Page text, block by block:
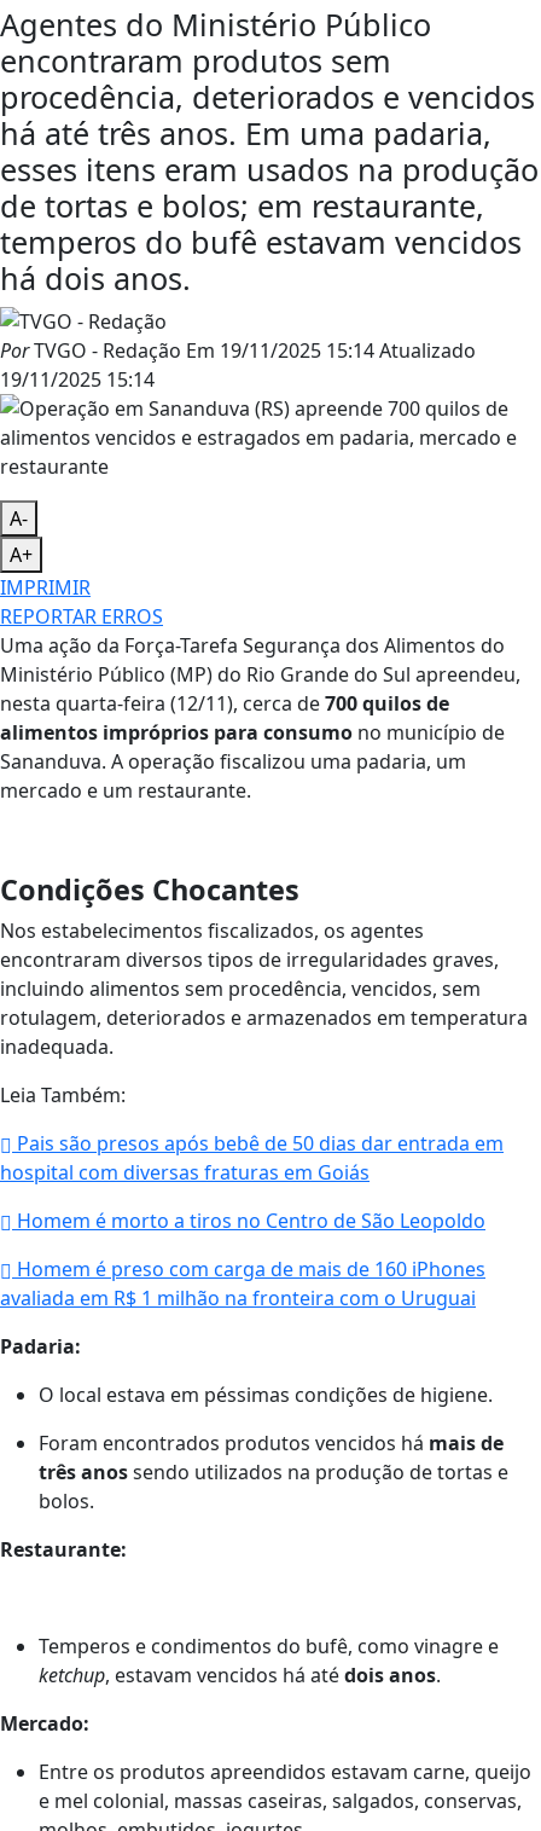
Agentes do Ministério Público
encontraram produtos sem
procedência, deteriorados e vencidos
há até três anos. Em uma padaria,
esses itens eram usados na produção
de tortas e bolos; em restaurante,
temperos do bufê estavam vencidos
há dois anos.
PorTVGO - Redação Em 19/11/2025 15:14Atualizado
19/11/2025 15:14
A-
A+
IMPRIMIR
REPORTAR ERROS
Uma ação da Força-Tarefa Segurança dos Alimentos do
Ministério Público (MP) do Rio Grande do Sul apreendeu,
nesta quarta-feira (12/11), cerca de700 quilos de
alimentos impróprios para consumo no município de
Sananduva. A operação fiscalizou uma padaria, um
mercado e um restaurante.
Condições Chocantes
Nos estabelecimentos fiscalizados, os agentes
encontraram diversos tipos de irregularidades graves,
incluindo alimentos sem procedência, vencidos, sem
rotulagem, deteriorados e armazenados em temperatura
inadequada.
Leia Também:
Pais são presos após bebê de 50 dias dar entrada em
hospital com diversas fraturas em Goiás
Homem é morto a tiros no Centro de São Leopoldo
Homem é preso com carga de mais de 160 iPhones
avaliada em R$ 1 milhão na fronteira com o Uruguai
Padaria:
O local estava em péssimas condições de higiene.
Foram encontrados produtos vencidos há mais de
três anossendo utilizados na produção de tortas e
bolos.
Restaurante:
Temperos e condimentos do bufê, como vinagre e
ketchup, estavam vencidos há atédois anos.
Mercado:
Entre os produtos apreendidos estavam carne, queijo
e mel colonial, massas caseiras, salgados, conservas,